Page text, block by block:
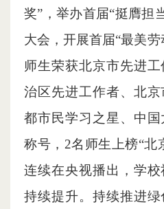
奖”，举办首届“挺膺担
大会，开展首届“最美
师生荣获北京市先进
治区先进工作者、北
都市民学习之星、中
称号，2名师生上榜“北
连续在央视播出，学
持续提升。持续推进